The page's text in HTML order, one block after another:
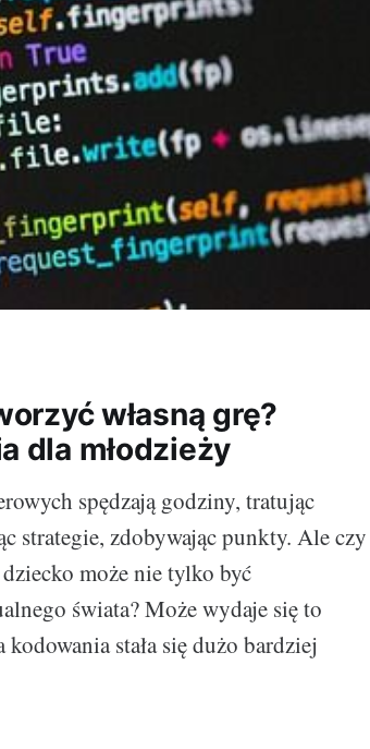
własną grę?
dla młodzieży
spędzają godziny, tratując
strategie, zdobywając punkty. Ale czy
może nie tylko być
świata? Może wydaje się to
stała się dużo bardziej